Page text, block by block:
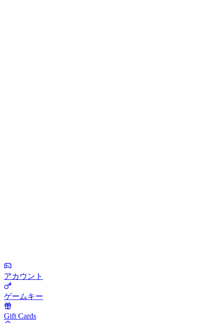
アカウント
ゲームキー
Gift Cards